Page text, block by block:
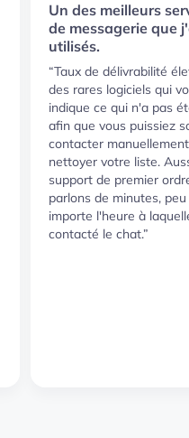
Un des meilleurs
de messagerie que
utilisés.
“Taux de délivrabilité
des rares logiciels qui
indique ce qui n'a pas
afin que vous puissiez
contacter
nettoyer votre liste.
support de premier
parlons de minutes, peu
importe l'heure à
contacté le chat.”